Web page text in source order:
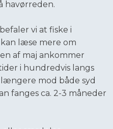
havørreden.
vi at fiske i
læse mere om
af maj ankommer
i hundredvis langs
mod både syd
fanges ca. 2-3 måneder